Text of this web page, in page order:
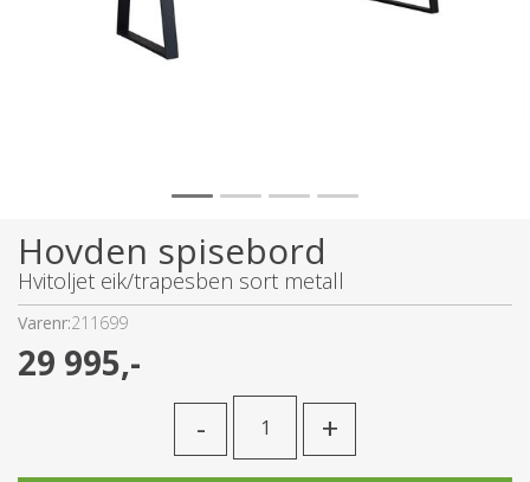
Hovden spisebord
Hvitoljet eik/trapesben sort metall
Varenr:211699
29 995,-
- +